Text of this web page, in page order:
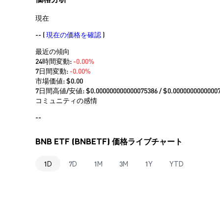
現在
-- (現在の価格を確認 )
最近の傾向
24時間変動: -0.00%
7日間変動: -0.00%
市場価値:$0.00
7日間高値/安値: $0.000000000000075386/ $
コミュニティの感情
--
BNB ETF (BNBETF) 価格ライブチャート
1D 7D 1M 3M 1Y YTD